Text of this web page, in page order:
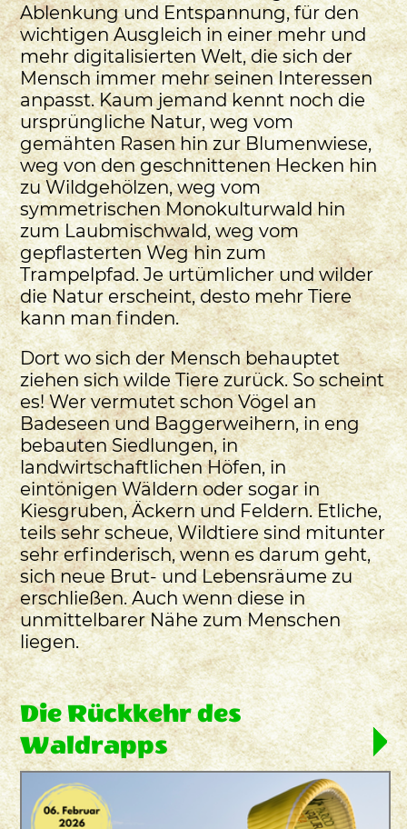
Ablenkung und Entspannung, für den
wichtigen Ausgleich in einer mehr und
mehr digitalisierten Welt, die sich der
Mensch immer mehr seinen Interessen
anpasst. Kaum jemand kennt noch die
ursprüngliche Natur, weg vom
gemähten Rasen hin zur Blumenwiese,
weg von den geschnittenen Hecken hin
zu Wildgehölzen, weg vom
symmetrischen Monokulturwald hin
zum Laubmischwald, weg vom
gepflasterten Weg hin zum
Trampelpfad. Je urtümlicher und wilder
die Natur erscheint, desto mehr Tiere
kann man finden.
Dort wo sich der Mensch behauptet
ziehen sich wilde Tiere zurück. So scheint
es! Wer vermutet schon Vögel an
Badeseen und Baggerweihern, in eng
bebauten Siedlungen, in
landwirtschaftlichen Höfen, in
eintönigen Wäldern oder sogar in
Kiesgruben, Äckern und Feldern. Etliche,
teils sehr scheue, Wildtiere sind mitunter
sehr erfinderisch, wenn es darum geht,
sich neue Brut- und Lebensräume zu
erschließen. Auch wenn diese in
unmittelbarer Nähe zum Menschen
liegen.
Die Rückkehr des
Waldrapps